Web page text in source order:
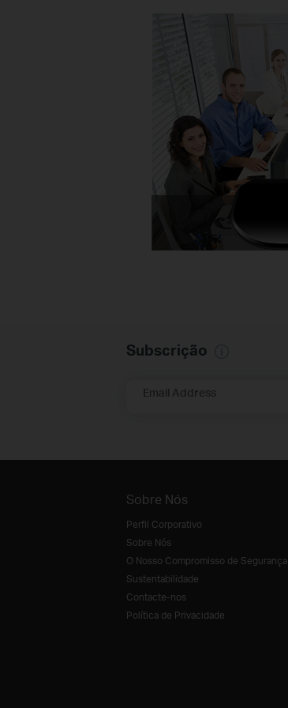
Subscrição
Email Address
Sobre Nós
Perfil Corporativo
Sobre Nós
O Nosso Compromisso de Segurança
Sustentabilidade
Contacte-nos
Política de Privacidade